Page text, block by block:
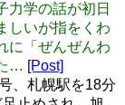
力学の話が初日
しいが指をくわ
に「ぜんぜんわ
… [Post]
、札幌駅を18分